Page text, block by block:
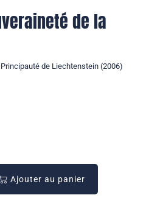
de la
de Liechtenstein (2006)
Ajouter au panier